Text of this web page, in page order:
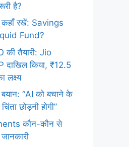
है?
रखें: Savings
Fund?
की तैयारी: Jio
किया, ₹12.5
लक्ष्य
“AI को बचाने के
छोड़नी होगी”
कौन-कौन से